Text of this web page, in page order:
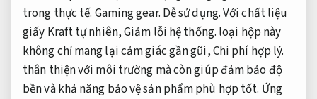
trong thực tế. Gaming gear. Dễ sử dụng.Với chất liệu
giấy Kraft tự nhiên,Giảm lỗi hệ thống. loại hộp này
không chỉ mang lại cảm giác gần gũi,Chi phí hợp lý.
thân thiện với môi trường mà còn giúp đảm bảo độ
bền và khả năng bảo vệ sản phẩm phù hợp tốt. Ứng